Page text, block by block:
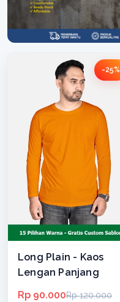
-25%
Long Plain - Kaos
Lengan Panjang
Rp 90.000Rp 120.000